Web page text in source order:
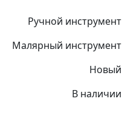
Ручной инструмент
Малярный инструмент
Новый
В наличии